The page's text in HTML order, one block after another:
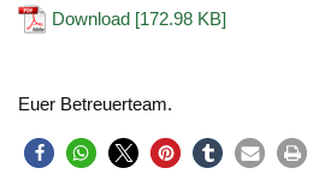
Download [172.98 KB]
Euer Betreuerteam.